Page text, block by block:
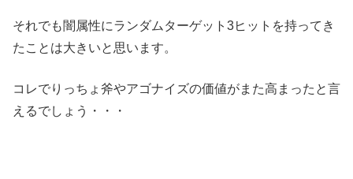
それでも闇属性にランダムターゲット3ヒットを持ってき
たことは大きいと思います。
コレでりっちょ斧やアゴナイズの価値がまた高まったと言
えるでしょう・・・